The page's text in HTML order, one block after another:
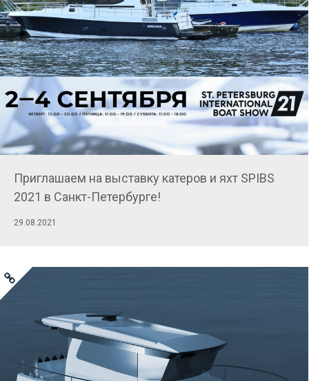
Приглашаем на выставку катеров и яхт SPIBS
2021 в Санкт-Петербурге!
29.08.2021